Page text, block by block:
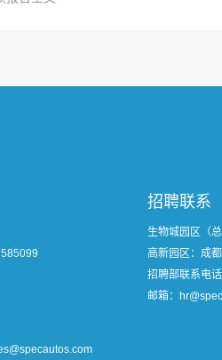
招聘联系
生物城园区（
高新园区：成
招聘部联系电
邮箱：